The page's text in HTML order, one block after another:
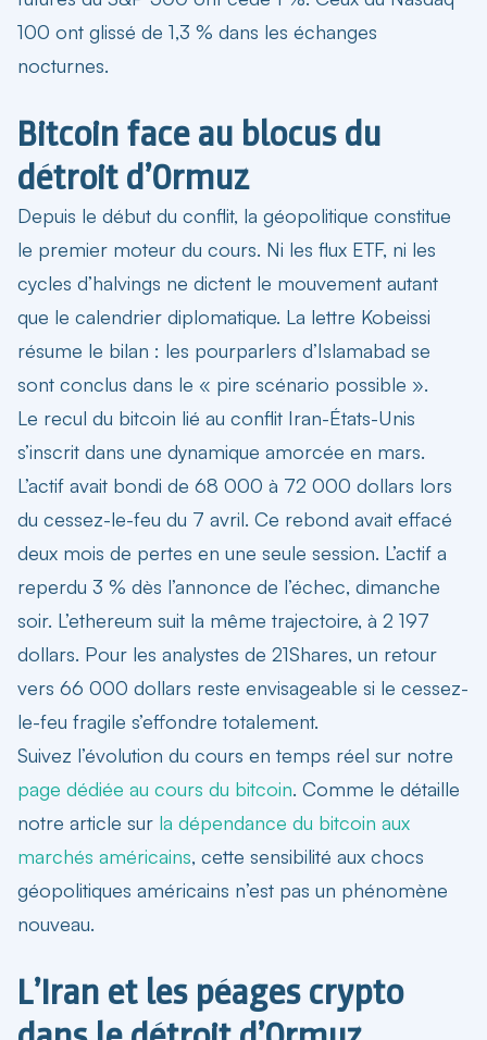
100 ont glissé de 1,3 % dans les échanges
nocturnes.
Bitcoin face au blocus du
détroit d’Ormuz
Depuis le début du conflit, la géopolitique constitue
le premier moteur du cours. Ni les flux ETF, ni les
cycles d’halvings ne dictent le mouvement autant
que le calendrier diplomatique. La lettre Kobeissi
résume le bilan : les pourparlers d’Islamabad se
sont conclus dans le « pire scénario possible ».
Le recul du bitcoin lié au conflit Iran-États-Unis
s’inscrit dans une dynamique amorcée en mars.
L’actif avait bondi de 68 000 à 72 000 dollars lors
du cessez-le-feu du 7 avril. Ce rebond avait effacé
deux mois de pertes en une seule session. L’actif a
reperdu 3 % dès l’annonce de l’échec, dimanche
soir. L’ethereum suit la même trajectoire, à 2 197
dollars. Pour les analystes de 21Shares, un retour
vers 66 000 dollars reste envisageable si le cessez-
le-feu fragile s’effondre totalement.
Suivez l’évolution du cours en temps réel sur notre
page dédiée au cours du bitcoin. Comme le détaille
notre article sur la dépendance du bitcoin aux
marchés américains, cette sensibilité aux chocs
géopolitiques américains n’est pas un phénomène
nouveau.
L’Iran et les péages crypto